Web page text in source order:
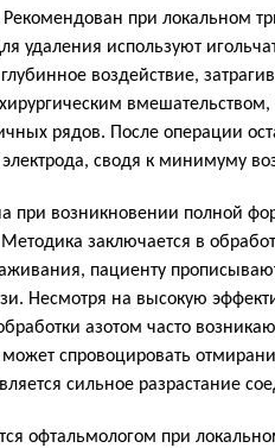
Рекомендован при локальном
удаления используют
воздействие,
рядов. После операции
сводя к минимуму
при возникновении полной
заключается в
пациенту
Несмотря на высокую
азотом часто
спровоцировать
сильное разрастание
офтальмологом при